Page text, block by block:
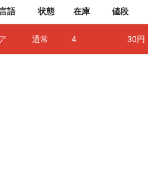
語 状態 在庫 値段
通常 4 30円